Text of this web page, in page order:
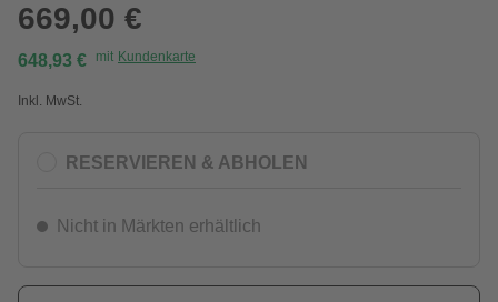
669,00 €
648,93 € mit Kundenkarte
Inkl. MwSt.
RESERVIEREN & ABHOLEN
Nicht in Märkten erhältlich